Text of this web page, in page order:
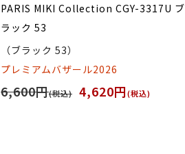
PARIS MIKI Collection CGY-3317U ブ
ラック 53
（ブラック 53）
プレミアムバザール2026
6,600円(税込) 4,620円(税込)